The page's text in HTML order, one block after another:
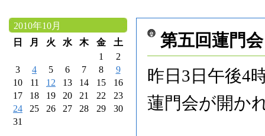
2010年10月
日
月 火 水 木 金
土
1
2
3
4 5 6 7 8
9
10
11 12 13 14 15
16
17
18 19 20 21 22
23
24
25 26 27 28 29
30
31
第五回蓮門会
昨日3日午後4
蓮門会が開か